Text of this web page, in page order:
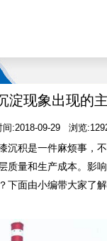
淀现象出现的
间:2018-09-29 浏览
沉积是一件麻烦事，
质量和生产成本。影
下面由小编带大家了解